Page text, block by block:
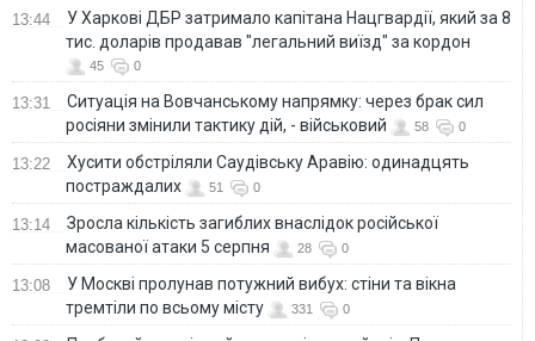
13:44
У Харкові ДБР затримало капітана Нацгвардії, який за 8
тис. доларів продавав "легальний виїзд" за кордон
45 0
13:31
Ситуація на Вовчанському напрямку: через брак сил
росіяни змінили тактику дій, - військовий
58 0
13:22
Хусити обстріляли Саудівську Аравію: одинадцять
постраждалих
51 0
13:14
Зросла кількість загиблих внаслідок російської
масованої атаки 5 серпня
28 0
13:08
У Москві пролунав потужний вибух: стіни та вікна
тремтіли по всьому місту
331 0